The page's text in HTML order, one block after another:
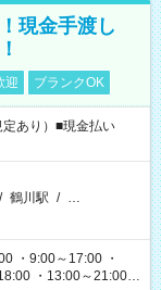
現金手渡し
迎 ブランクOK
あり）■現金払い
/ 鶴川駅 / …
・9:00～17:00 ・
・13:00～21:00